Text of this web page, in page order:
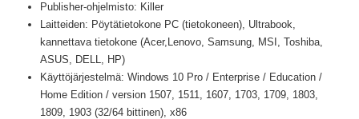
Publisher-ohjelmisto: Killer
Laitteiden: Pöytätietokone PC (tietokoneen), Ultrabook,
kannettava tietokone (Acer,Lenovo, Samsung, MSI, Toshiba,
ASUS, DELL, HP)
Käyttöjärjestelmä: Windows 10 Pro / Enterprise / Education /
Home Edition / version 1507, 1511, 1607, 1703, 1709, 1803,
1809, 1903 (32/64 bittinen), x86